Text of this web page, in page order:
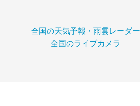
全国の天気予報・雨雲レーダー
全国のライブカメラ